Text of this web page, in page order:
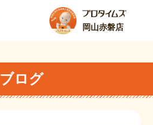
岡山赤磐店
ブログ